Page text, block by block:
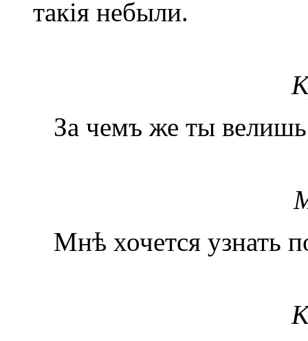
такія небыли.
За чемъ же ты велишь
Мнѣ хочется узнать